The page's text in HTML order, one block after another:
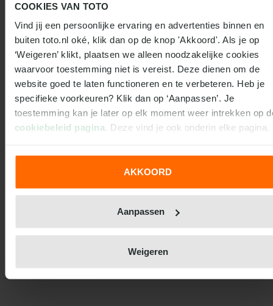
COOKIES VAN TOTO
Vind jij een persoonlijke ervaring en advertenties binnen en
buiten toto.nl oké, klik dan op de knop 'Akkoord'. Als je op
‘Weigeren’ klikt, plaatsen we alleen noodzakelijke cookies
waarvoor toestemming niet is vereist. Deze dienen om de
website goed te laten functioneren en te verbeteren. Heb je
specifieke voorkeuren? Klik dan op ‘Aanpassen’. Je
cookiebeleid pagina . Deze vind je ook onderin elke pagina.
31 derdendie uw gegevens kunnen
ontvangen en verwerken.
AKKOORD
Aanpassen
Weigeren